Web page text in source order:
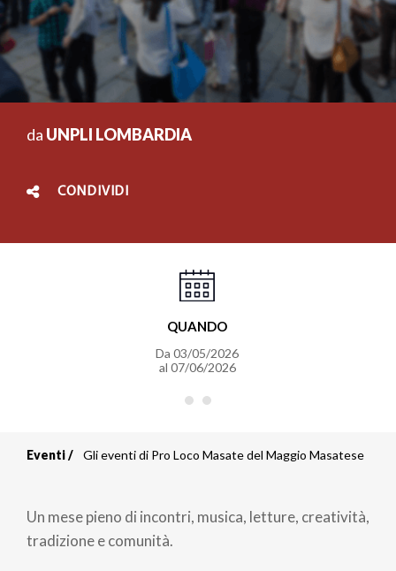
da UNPLI LOMBARDIA
CONDIVIDI
QUANDO
Da03/05/2026
al 07/06/2026
di
pane
Eventi Gli eventi di Pro Loco Masate del Maggio Masatese
Un mese pieno di incontri, musica, letture, creatività,
tradizione e comunità.